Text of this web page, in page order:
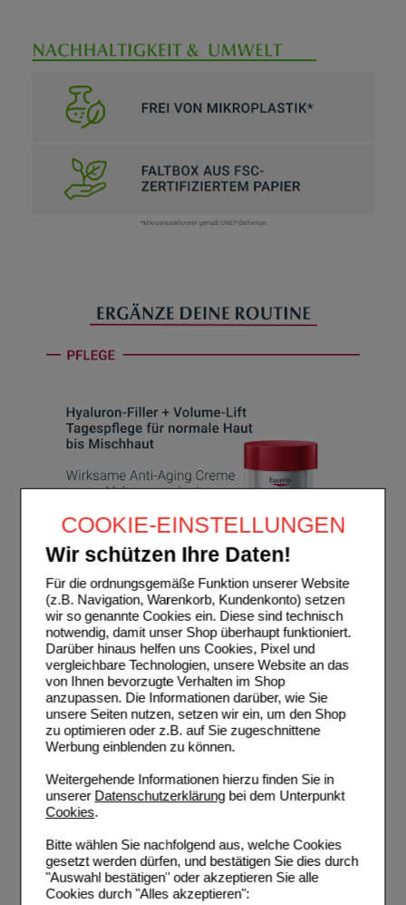
COOKIE-EINSTELLUNGEN
Wir schützen Ihre Daten!
Für die ordnungsgemäße Funktion unserer Website
(z.B. Navigation, Warenkorb, Kundenkonto) setzen
wir so genannte Cookies ein. Diese sind technisch
notwendig, damit unser Shop überhaupt funktioniert.
Darüber hinaus helfen uns Cookies, Pixel und
vergleichbare Technologien, unsere Website an das
von Ihnen bevorzugte Verhalten im Shop
anzupassen. Die Informationen darüber, wie Sie
unsere Seiten nutzen, setzen wir ein, um den Shop
zu optimieren oder z.B. auf Sie zugeschnittene
Werbung einblenden zu können.
Weitergehende Informationen hierzu finden Sie in
unserer Datenschutzerklärungbei dem Unterpunkt
Cookies.
Bitte wählen Sie nachfolgend aus, welche Cookies
gesetzt werden dürfen, und bestätigen Sie dies durch
"Auswahl bestätigen" oder akzeptieren Sie alle
Cookies durch "Alles akzeptieren":